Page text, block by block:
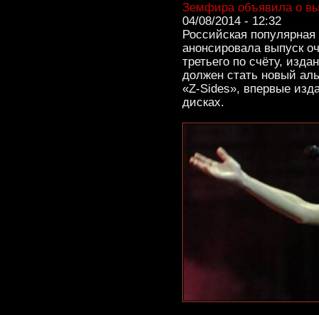
Земфира объявила о
04/08/2014 - 12:32
Российская
анонсировала выпуск
третьего по счёту,
должен стать новый
«Z-Sides», впервые
дисках.